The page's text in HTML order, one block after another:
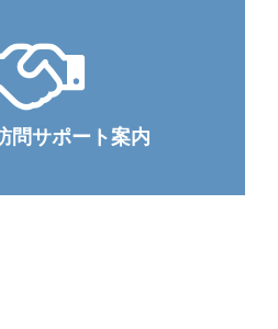
問サポート案内